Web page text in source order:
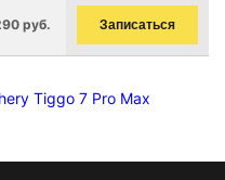
руб. Записаться
Tiggo 7 Pro Max